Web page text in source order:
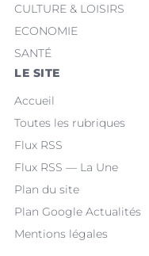
CULTURE & LOISIRS
ECONOMIE
SANTÉ
LE SITE
Accueil
Toutes les rubriques
Flux RSS
Flux RSS — La Une
Plan du site
Plan Google Actualités
Mentions légales